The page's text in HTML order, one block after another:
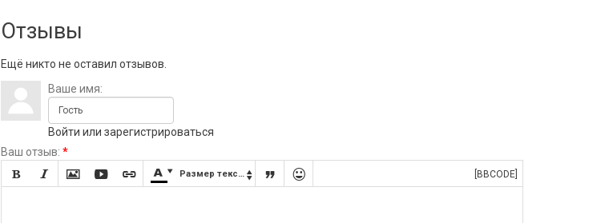
Отзывы
Ещё никто не оставил отзывов.
Ваше имя:
Войти или зарегистрироваться
Ваш отзыв: *
       Размер текста   [BBCODE]